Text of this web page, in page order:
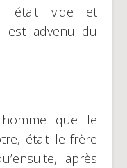
était vide et
est advenu du
que le
était le frère
après